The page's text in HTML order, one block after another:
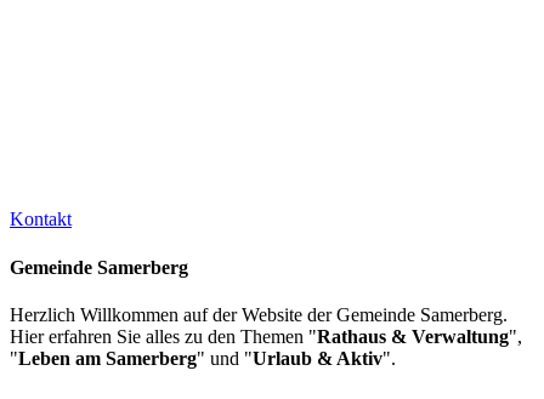
Kontakt
Gemeinde Samerberg
Herzlich Willkommen auf der Website der Gemeinde Samerberg.
Hier erfahren Sie alles zu den Themen "Rathaus & Verwaltung",
"Leben am Samerberg" und "Urlaub & Aktiv".